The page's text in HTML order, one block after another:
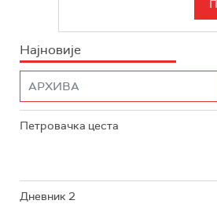
ИНФО
Најновије
Петровачка цеста
Дневник 2